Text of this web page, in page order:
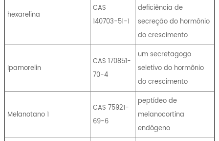
hexarelina
CAS
140703-51-1
deficiência de
secreção do hormônio
do crescimento
Ipamorelin
CAS 170851-
70-4
um secretagogo
seletivo do hormônio
do crescimento
Melanotano 1
CAS 75921-
69-6
peptídeo de
melanocortina
endógeno